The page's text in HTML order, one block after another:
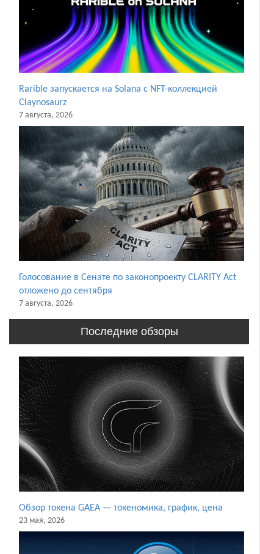
Rarible запускается на Solana с NFT-коллекцией
Claynosaurz
7 августа, 2026
Голосование в Сенате по законопроекту CLARITY Act
отложено до сентября
7 августа, 2026
Последние обзоры
Обзор токена GAEA — токеномика, график, цена
23 мая, 2026